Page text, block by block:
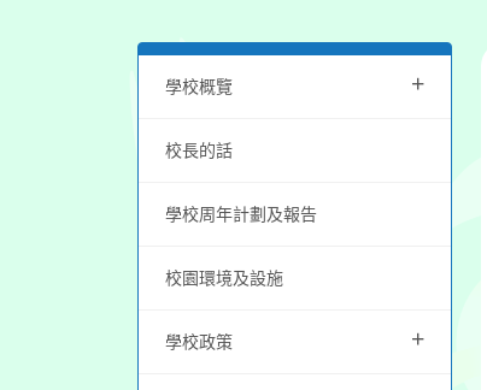
學校概覽 +
校長的話
學校周年計劃及報告
校園環境及設施
學校政策 +